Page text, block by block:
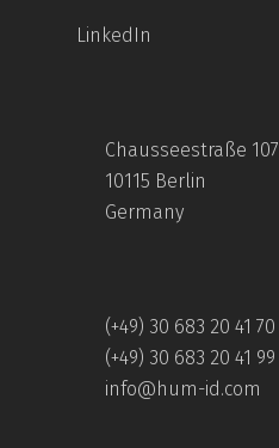
LinkedIn
Chausseestraße 107
10115 Berlin
Germany
(+49) 30 683 20 41 70
(+49) 30 683 20 41 99
info@hum-id.com